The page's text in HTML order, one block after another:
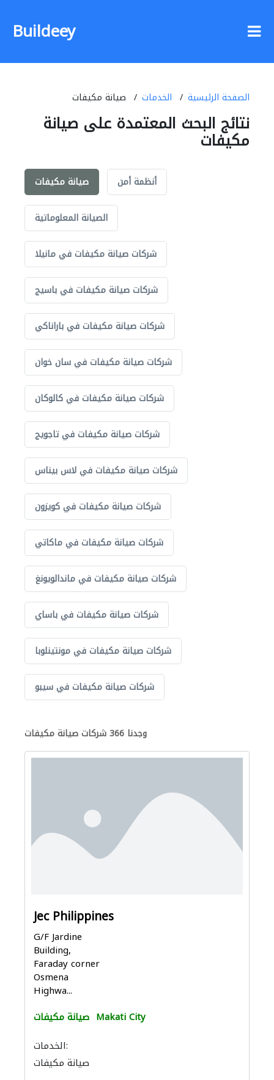
Buildeey
الصفحة الرئيسية الخدمات صيانة مكيفات
نتائج البحث المعتمدة على صيانة
مكيفات
صيانة مكيفات أنظمة أمن
الصيانة المعلوماتية
شركات صيانة مكيفات في مانيلا
شركات صيانة مكيفات في باسيج
شركات صيانة مكيفات في باراناكي
شركات صيانة مكيفات في سان خوان
شركات صيانة مكيفات في كالوكان
شركات صيانة مكيفات في تاجويج
شركات صيانة مكيفات في لاس بيناس
شركات صيانة مكيفات في كويزون
شركات صيانة مكيفات في ماكاتي
شركات صيانة مكيفات في ماندالويونغ
شركات صيانة مكيفات في باساي
شركات صيانة مكيفات في مونتينلوبا
شركات صيانة مكيفات في سيبو
وجدنا 366 شركات صيانة مكيفات
Jec Philippines
G/F Jardine
Building,
Faraday corner
Osmena
Highwa...
صيانة مكيفات Makati City
الخدمات:
صيانة مكيفات